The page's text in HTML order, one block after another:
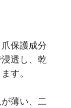
保護成分
透し、乾
す。
薄い、二